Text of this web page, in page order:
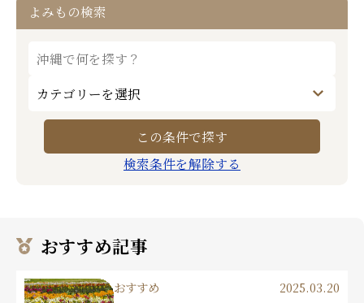
よみもの検索
検索条件を解除する
おすすめ記事
おすすめ 2025.03.20